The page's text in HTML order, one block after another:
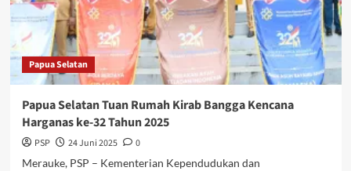
Marriot
di
Tahun
2026
Papua Selatan
Papua Selatan Tuan Rumah Kirab Bangga Kencana
Harganas ke-32 Tahun 2025
PSP 24 Juni 2025
0
Merauke, PSP – Kementerian Kependudukan dan